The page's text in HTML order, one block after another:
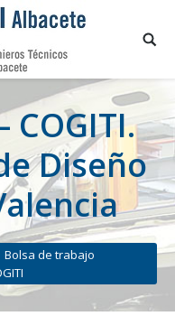
COGITI.
Diseño
Bolsa de trabajo